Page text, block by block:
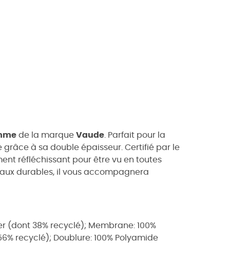
de la marque Vaude . Parfait pour la
à sa double épaisseur. Certifié par le
réfléchissant pour être vu en toutes
durables, il vous accompagnera
(dont 38% recyclé); Membrane: 100%
recyclé); Doublure: 100% Polyamide